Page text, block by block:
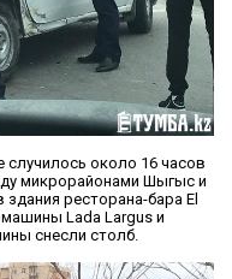
около 16 часов
микрорайонами Шыгыс и
ресторана-бара El
Lada Largus и
снесли столб.